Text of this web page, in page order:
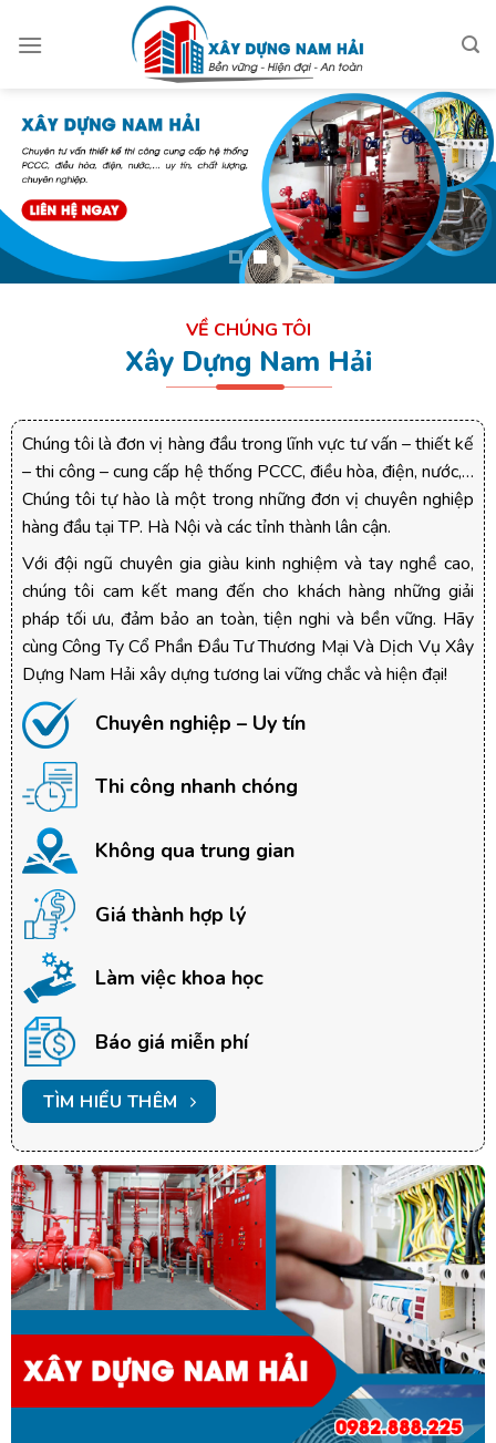
VỀ CHÚNG TÔI
Xây Dựng Nam Hải
Chúng tôi là đơn vị hàng đầu trong lĩnh vực tư vấn – thiết kế
– thi công – cung cấp hệ thống PCCC, điều hòa, điện, nước,…
Chúng tôi tự hào là một trong những đơn vị chuyên nghiệp
hàng đầu tại TP. Hà Nội và các tỉnh thành lân cận.
Với đội ngũ chuyên gia giàu kinh nghiệm và tay nghề cao,
chúng tôi cam kết mang đến cho khách hàng những giải
pháp tối ưu, đảm bảo an toàn, tiện nghi và bền vững. Hãy
cùng Công Ty Cổ Phần Đầu Tư Thương Mại Và Dịch Vụ Xây
Dựng Nam Hải xây dựng tương lai vững chắc và hiện đại!
Chuyên nghiệp – Uy tín
Thi công nhanh chóng
Không qua trung gian
Giá thành hợp lý
Làm việc khoa học
Báo giá miễn phí
TÌM HIỂU THÊM